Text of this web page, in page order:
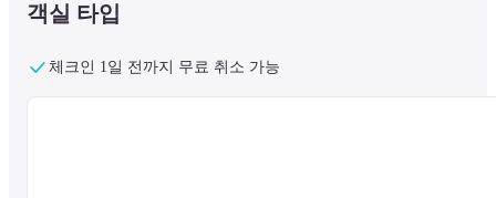
객실 타입
체크인 1일 전까지 무료 취소 가능